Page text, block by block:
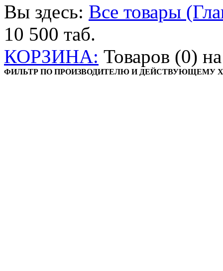
Вы здесь: Все товары
10 500 таб.
КОРЗИНА: Товаров (0)
ФИЛЬТР ПО ПРОИЗВОДИТЕЛЮ И ДЕЙСТВУЮЩЕМУ